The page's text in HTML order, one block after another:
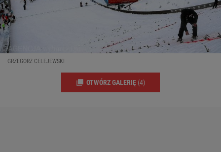
GRZEGORZ CELEJEWSKI
OTWÓRZ GALERIĘ (4)